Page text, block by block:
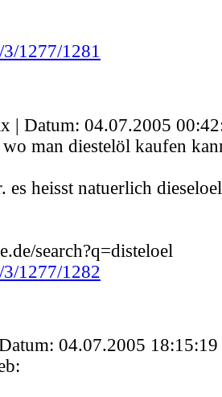
1277/1281
| Datum: 04.07.2005
man diestelöl kaufen
es heisst natuerlich
search?q=disteloel
1277/1282
04.07.2005 18:15:19